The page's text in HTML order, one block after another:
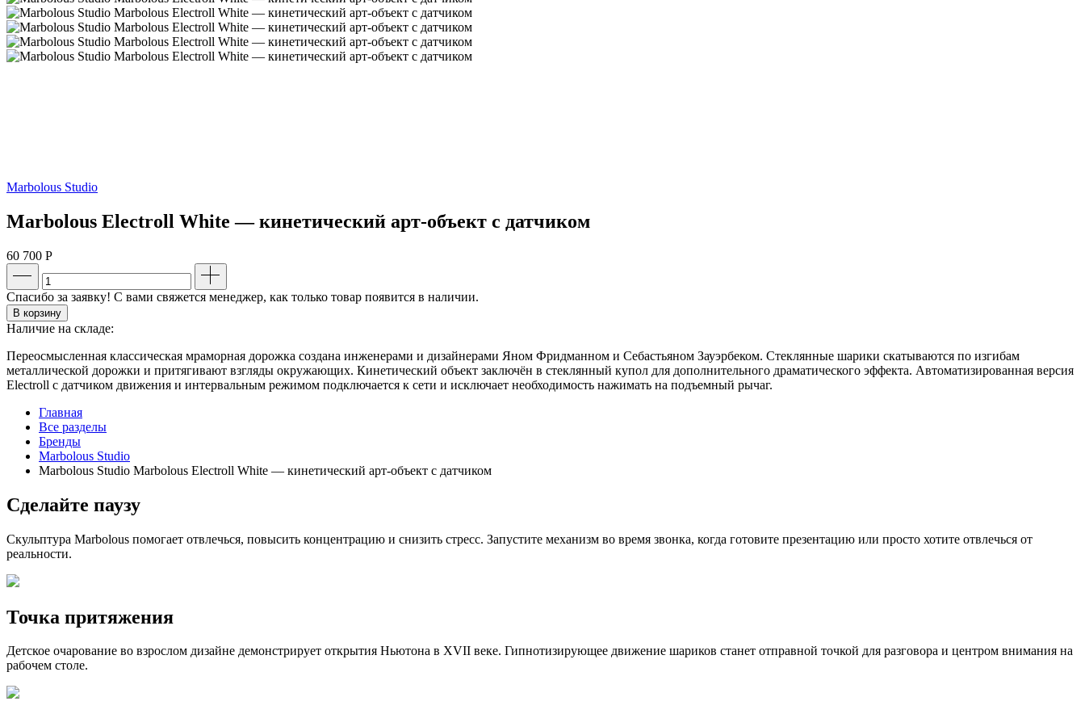
Marbolous Studio
Marbolous Electroll White — кинетический арт-объект с датчиком
60 700 Р
Спасибо за заявку! С вами свяжется менеджер, как только товар появится в наличии.
В корзину
Наличие на складе:
Переосмысленная классическая мраморная дорожка создана инженерами и дизайнерами Яном Фридманном и Себастьяном Зауэрбеком. Стеклянные шарики скатываются по изгибам
металлической дорожки и притягивают взгляды окружающих. Кинетический объект заключён в стеклянный купол для дополнительного драматического эффекта. Автоматизированная версия
Electroll с датчиком движения и интервальным режимом подключается к сети и исключает необходимость нажимать на подъемный рычаг.
Главная
Все разделы
Бренды
Marbolous Studio
Marbolous Studio Marbolous Electroll White — кинетический арт-объект с датчиком
Сделайте паузу
Скульптура Marbolous помогает отвлечься, повысить концентрацию и снизить стресс. Запустите механизм во время звонка, когда готовите презентацию или просто хотите отвлечься от
реальности.
Точка притяжения
Детское очарование во взрослом дизайне демонстрирует открытия Ньютона в XVII веке. Гипнотизирующее движение шариков станет отправной точкой для разговора и центром внимания на
рабочем столе.